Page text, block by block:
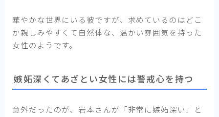
華やかな世界にいる彼ですが、求めているのはどこ
か親しみやすくて自然体な、温かい雰囲気を持った
女性のようです。
嫉妬深くてあざとい女性には警戒心を持つ
意外だったのが、岩本さんが「非常に嫉妬深い」と